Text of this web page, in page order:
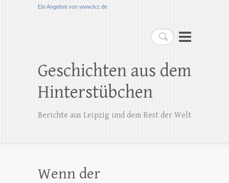
Ein Angebot von www.lvz.de
Suchen
Geschichten aus dem
Hinterstübchen
Berichte aus Leipzig und dem Rest der Welt
Wenn der